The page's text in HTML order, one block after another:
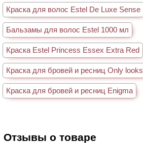
Краска для волос Estel De Luxe Sense
Бальзамы для волос Estel 1000 мл
Краска Estel Princess Essex Extra Red
Краска для бровей и ресниц Only looks
Краска для бровей и ресниц Enigma
Отзывы о товаре